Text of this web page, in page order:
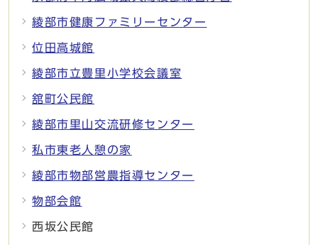
綾部市健康ファミリーセンター
位田高城館
綾部市立豊里小学校会議室
舘町公民館
綾部市里山交流研修センター
私市東老人憩の家
綾部市物部営農指導センター
物部会館
西坂公民館